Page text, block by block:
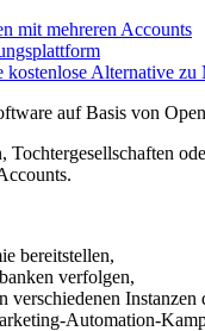
mit mehreren Accounts
Alternative zu
auf Basis von
Tochtergesellschaften
bereitstellen,
verfolgen,
Instanzen
Automation-